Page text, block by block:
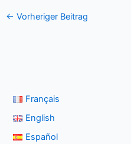
← Vorheriger Beitrag
Français
English
Español